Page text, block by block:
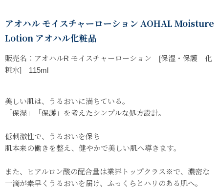
アオハル モイスチャーローション AOHAL Moisture
Lotion アオハル化粧品
販売名：アオハルR モイスチャーローション [保湿・保護 化
粧水] 115ml
美しい肌は、うるおいに満ちている。
「保湿」「保護」を考えたシンプルな処方設計。
低刺激性で、うるおいを保ち
肌本来の働きを整え、健やかで美しい肌へ導きます。
また、ヒアルロン酸の配合量は業界トップクラス※で、濃密な
一滴が素早くうるおいを届け、ふっくらとハリのある肌へ。